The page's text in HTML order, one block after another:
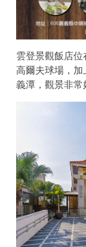
雲登景觀飯店
高爾夫球場，加
義潭，觀景非常